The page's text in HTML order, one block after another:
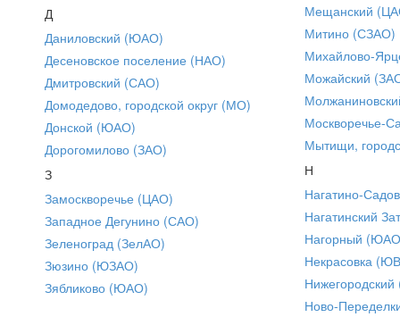
Д
Даниловский (ЮАО)
Десеновское поселение (НАО)
Дмитровский (САО)
Домодедово, городской округ (МО)
Донской (ЮАО)
Дорогомилово (ЗАО)
З
Замоскворечье (ЦАО)
Западное Дегунино (САО)
Зеленоград (ЗелАО)
Зюзино (ЮЗАО)
Зябликово (ЮАО)
Мещанский
Митино (СЗАО)
Михайлово-
Можайский
Москворечье-
Мытищи,
Н
Нагатино-
Нагатинский
Нагорный
Некрасовка
Ново-